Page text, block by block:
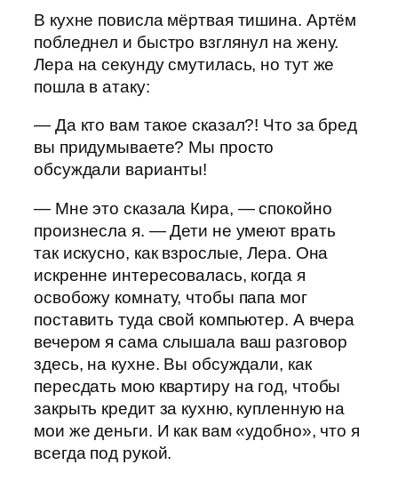
В кухне повисла мёртвая тишина. Артём
побледнел и быстро взглянул на жену.
Лера на секунду смутилась, но тут же
пошла в атаку:
— Да кто вам такое сказал?! Что за бред
вы придумываете? Мы просто
обсуждали варианты!
— Мне это сказала Кира, — спокойно
произнесла я. — Дети не умеют врать
так искусно, как взрослые, Лера. Она
искренне интересовалась, когда я
освобожу комнату, чтобы папа мог
поставить туда свой компьютер. А вчера
вечером я сама слышала ваш разговор
здесь, на кухне. Вы обсуждали, как
пересдать мою квартиру на год, чтобы
закрыть кредит за кухню, купленную на
мои же деньги. И как вам «удобно», что я
всегда под рукой.